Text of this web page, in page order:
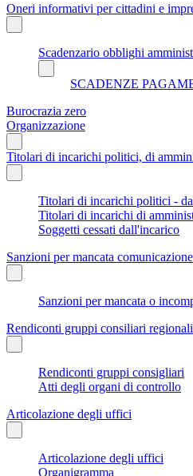
Oneri informativi per cittadini e
Scadenzario obblighi
SCADENZE
Burocrazia zero
Organizzazione
Titolari di incarichi politici, di
Titolari di incarichi politici -
Titolari di incarichi di
Soggetti cessati dall'incarico
Sanzioni per mancata
Sanzioni per mancata o
Rendiconti gruppi consiliari
Rendiconti gruppi consigliari
Atti degli organi di controllo
Articolazione degli uffici
Articolazione degli uffici
Organigramma